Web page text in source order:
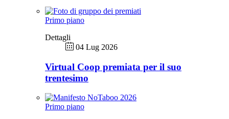
Primo piano
Dettagli
04 Lug 2026
Virtual Coop premiata per il suo
trentesimo
Primo piano